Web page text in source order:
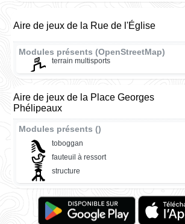
Aire de jeux de la Rue de l'Église
Modules présents (OpenStreetMap)
terrain multisports
Aire de jeux de la Place Georges
Phélipeaux
Modules présents ()
toboggan
fauteuil à ressort
structure